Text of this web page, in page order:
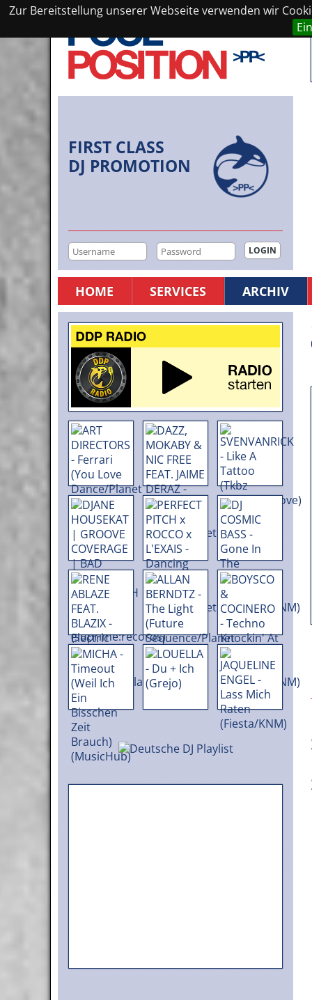
Zur Bereitstellung unserer Webseite verwenden wir
FIRST CLASS
DJ PROMOTION
HOME SERVICES ARCHIV